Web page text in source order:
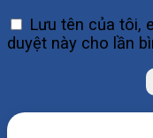
Lưu tên của tôi,
duyệt này cho lần